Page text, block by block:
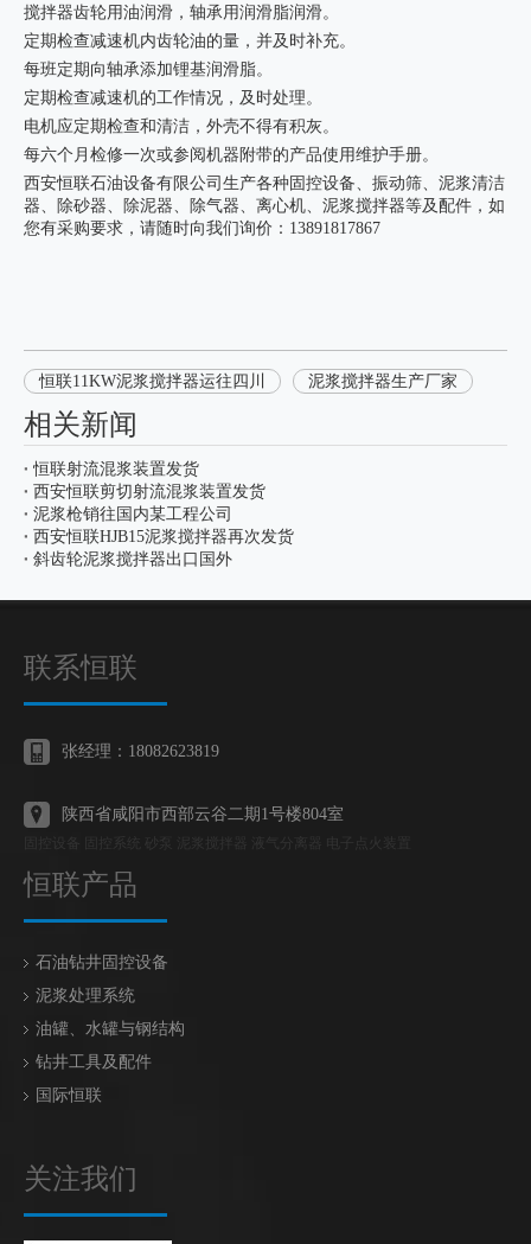
搅拌器齿轮用油润滑，轴承用润滑脂润滑。
定期检查减速机内齿轮油的量，并及时补充。
每班定期向轴承添加锂基润滑脂。
定期检查减速机的工作情况，及时处理。
电机应定期检查和清洁，外壳不得有积灰。
每六个月检修一次或参阅机器附带的产品使用维护手册。
西安恒联石油设备有限公司生产各种固控设备、振动筛、泥浆清洁
器、除砂器、除泥器、除气器、离心机、泥浆搅拌器等及配件，如
您有采购要求，请随时向我们询价：13891817867
恒联11KW泥浆搅拌器运往四川 泥浆搅拌器生产厂家
相关新闻
恒联射流混浆装置发货
西安恒联剪切射流混浆装置发货
泥浆枪销往国内某工程公司
西安恒联HJB15泥浆搅拌器再次发货
斜齿轮泥浆搅拌器出口国外
联系恒联
张经理：18082623819
陕西省咸阳市西部云谷二期1号楼804室
恒联产品
石油钻井固控设备
泥浆处理系统
油罐、水罐与钢结构
钻井工具及配件
国际恒联
关注我们